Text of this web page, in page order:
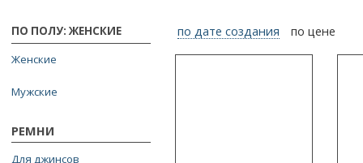
ПО ПОЛУ: ЖЕНСКИЕ
Женские
Мужские
РЕМНИ
Для джинсов
по дате создания по цене